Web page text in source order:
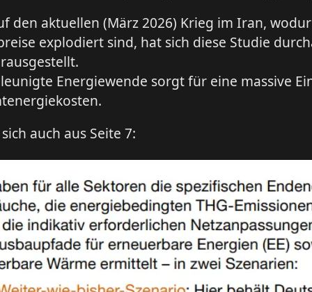
den aktuellen (März 2026) Krieg im Iran,
explodiert sind, hat sich diese Studie
Energiewende sorgt für eine massive
auch aus Seite 7: